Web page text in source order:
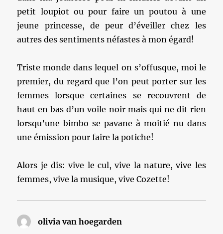
petit loupiot ou pour faire un poutou à une
jeune princesse, de peur d’éveiller chez les
autres des sentiments néfastes à mon égard!
Triste monde dans lequel on s’offusque, moi le
premier, du regard que l’on peut porter sur les
femmes lorsque certaines se recouvrent de
haut en bas d’un voile noir mais qui ne dit rien
lorsqu’une bimbo se pavane à moitié nu dans
une émission pour faire la potiche!
Alors je dis: vive le cul, vive la nature, vive les
femmes, vive la musique, vive Cozette!
olivia van hoegarden